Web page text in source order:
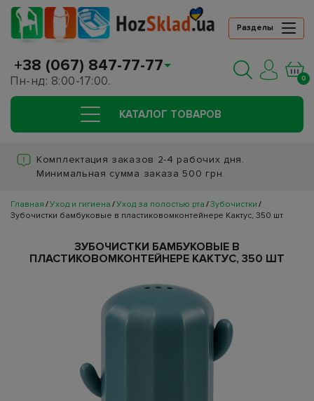
Разделы
+38 (067) 847-77-77
Пн-нд: 8:00-17:00. 0
КАТАЛОГ ТОВАРОВ
Комплектация заказов 2-4 рабочих дня.
Минимальная сумма заказа 500 грн.
Главная Уход и гигиена Уход за полостью рта Зубочистки
Зубочистки бамбуковые в пластиковомконтейнере Кактус, 350 шт
ЗУБОЧИСТКИ БАМБУКОВЫЕ В
ПЛАСТИКОВОМКОНТЕЙНЕРЕ КАКТУС, 350 ШТ